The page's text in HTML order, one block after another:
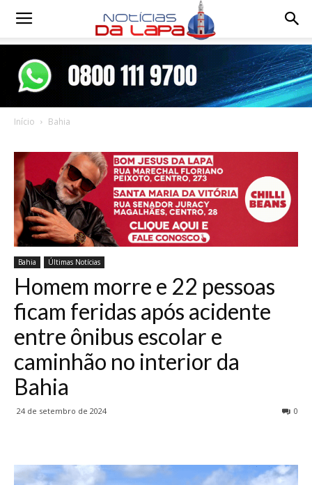
Notícias
Início Bahia
Bahia Últimas Notícias
Homem morre e 22 pessoas
ficam feridas após acidente
entre ônibus escolar e
caminhão no interior da
Bahia
24 de setembro de 2024 0